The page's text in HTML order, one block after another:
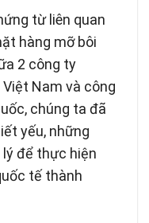
từ liên quan
hàng mỡ bôi
2 công ty
Nam và công
chúng ta đã
yếu, những
để thực hiện
tế thành